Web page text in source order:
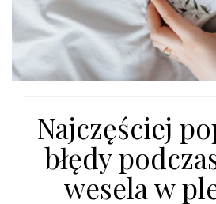
Najczęściej
błędy
wesela w